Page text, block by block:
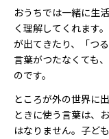
おうちでは一緒に生
く理解してくれます
が出てきたり、「つ
言葉がつたなくても
のです。
ところが外の世界に
ときに使う言葉は、
はなりません。子ど